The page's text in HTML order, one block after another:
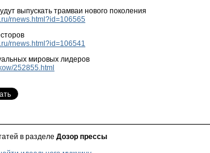
выпускать трамваи нового поколения
rnews.html?id=106565
rnews.html?id=106541
мировых лидеров
252855.html
в разделе Дозор прессы